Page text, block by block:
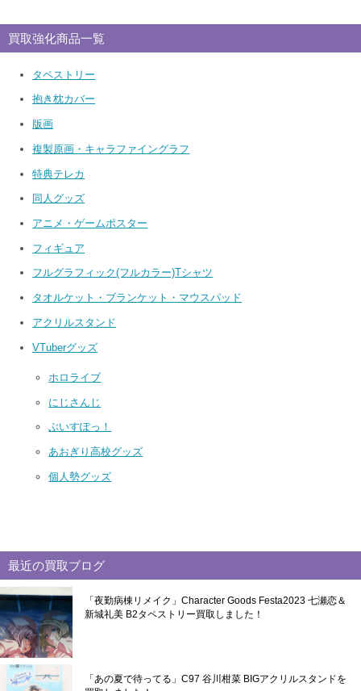
買取強化商品一覧
タペストリー
抱き枕カバー
版画
複製原画・キャラファイングラフ
特典テレカ
同人グッズ
アニメ・ゲームポスター
フィギュア
フルグラフィック(フルカラー)Tシャツ
タオルケット・ブランケット・マウスパッド
アクリルスタンド
VTuberグッズ
ホロライブ
にじさんじ
ぶいすぽっ！
あおぎり高校グッズ
個人勢グッズ
最近の買取ブログ
「夜勤病棟リメイク」Character Goods Festa2023 七瀬恋＆
新城礼美 B2タペストリー買取しました！
「あの夏で待ってる」C97 谷川柑菜 BIGアクリルスタンドを